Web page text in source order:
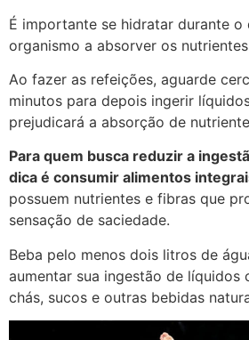
É importante se hidratar durante o
organismo a absorver os
Ao fazer as refeições, aguarde
minutos para depois ingerir
prejudicará a absorção de
Para quem busca reduzir a
dica é consumir alimentos
possuem nutrientes e fibras que
sensação de saciedade.
Beba pelo menos dois litros de
aumentar sua ingestão de líquidos
chás, sucos e outras bebidas